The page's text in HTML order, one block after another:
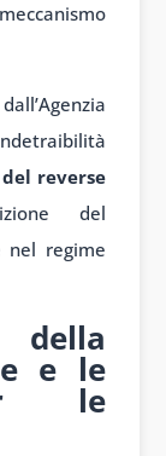
reverse
del
nel regime
della
e le
le